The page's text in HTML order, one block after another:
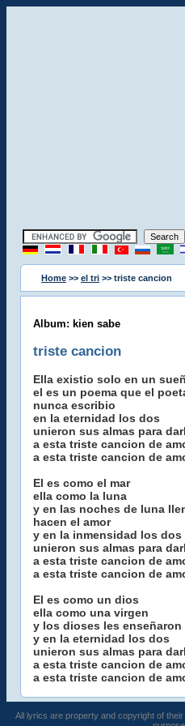
Home >> el tri >> triste cancion
Album: kien sabe
triste cancion
Ella existio solo en un
el es un poema que el
nunca escribio
en la eternidad los dos
unieron sus almas para
a esta triste cancion de
a esta triste cancion de
El es como el mar
ella como la luna
y en las noches de luna
hacen el amor
y en la inmensidad los dos
unieron sus almas para
a esta triste cancion de
a esta triste cancion de
El es como un dios
ella como una virgen
y los dioses les enseñaron
y en la eternidad los dos
unieron sus almas para
a esta triste cancion de
a esta triste cancion de
All lyrics are property and copyright of